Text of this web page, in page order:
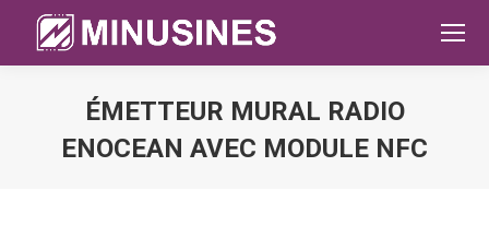
ÉMETTEUR MURAL RADIO
ENOCEAN AVEC MODULE NFC